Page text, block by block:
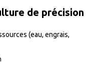
de précision
(eau, engrais,